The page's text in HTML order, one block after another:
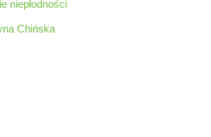
niepłodności
Chińska